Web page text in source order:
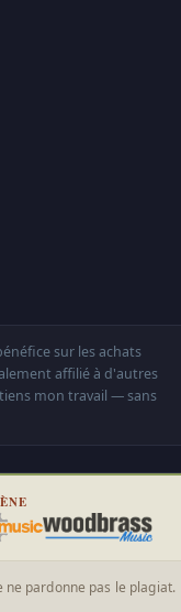
sur les achats
affilié à d'autres
mon travail — sans
ne pardonne pas le plagiat.